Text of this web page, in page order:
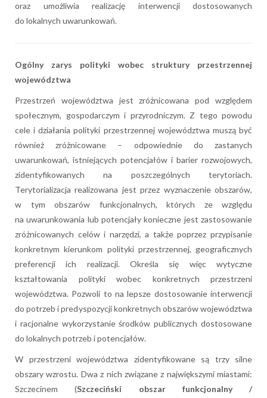
oraz umożliwia realizację interwencji dostosowanych
do lokalnych uwarunkowań.
Ogólny zarys polityki wobec struktury przestrzennej
województwa
Przestrzeń województwa jest zróżnicowana pod względem
społecznym, gospodarczym i przyrodniczym. Z tego powodu
cele i działania polityki przestrzennej województwa muszą być
również zróżnicowane – odpowiednie do zastanych
uwarunkowań, istniejących potencjałów i barier rozwojowych,
zidentyfikowanych na poszczególnych terytoriach.
Terytorializacja realizowana jest przez wyznaczenie obszarów,
w tym obszarów funkcjonalnych, których ze względu
na uwarunkowania lub potencjały konieczne jest zastosowanie
zróżnicowanych celów i narzędzi, a także poprzez przypisanie
konkretnym kierunkom polityki przestrzennej, geograficznych
preferencji ich realizacji. Określa się więc wytyczne
kształtowania polityki wobec konkretnych przestrzeni
województwa. Pozwoli to na lepsze dostosowanie interwencji
do potrzeb i predyspozycji konkretnych obszarów województwa
i racjonalne wykorzystanie środków publicznych dostosowane
do lokalnych potrzeb i potencjałów.
W przestrzeni województwa zidentyfikowane są trzy silne
obszary wzrostu. Dwa z nich związane z największymi miastami:
Szczecinem (Szczeciński obszar funkcjonalny /